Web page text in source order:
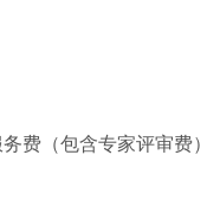
费（包含专家评审费）